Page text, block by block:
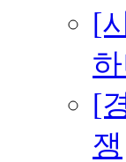
[
[
쟁